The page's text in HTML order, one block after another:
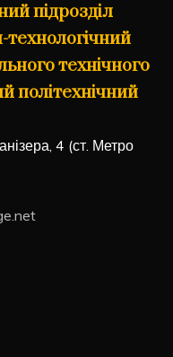
підрозділ
технічного
політехнічний
4 (ст. Метро